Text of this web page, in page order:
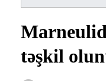
təşkil